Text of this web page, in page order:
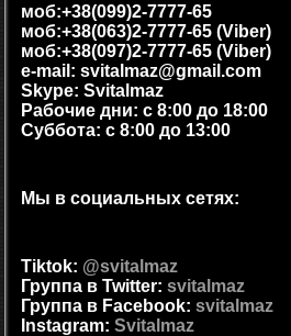
моб:+38(099)2-7777-65
моб:+38(063)2-7777-65 (Viber)
моб:+38(097)2-7777-65 (Viber)
e-mail: svitalmaz@gmail.com
Skype: Svitalmaz
Рабочие дни: с 8:00 до 18:00
Суббота: с 8:00 до 13:00
Мы в социальных сетях:
Tiktok: @svitalmaz
Группа в Twitter: svitalmaz
Группа в Facebook: svitalmaz
Instagram: Svitalmaz